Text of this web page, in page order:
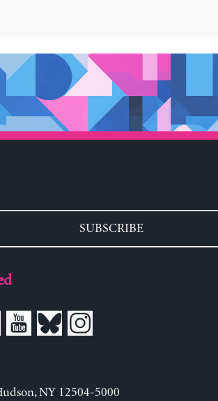
SUBSCRIBE
NY 12504-5000